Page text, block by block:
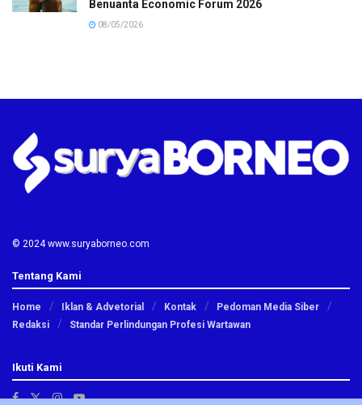
Benuanta Economic Forum 2026
08/05/2026
© 2024 www.suryaborneo.com
Tentang Kami
Home Iklan & Advetorial Kontak
Pedoman Media Siber
Redaksi
Standar Perlindungan Profesi Wartawan
Ikuti Kami